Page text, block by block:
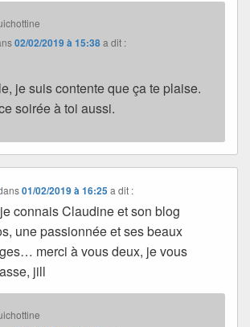
02/02/2019 à 15:38a dit :
je suis contente que ça te plaise.
soirée à toi aussi.
01/02/2019 à 16:25 a dit :
connais Claudine et son blog
une passionnée et ses beaux
merci à vous deux, je vous
jill